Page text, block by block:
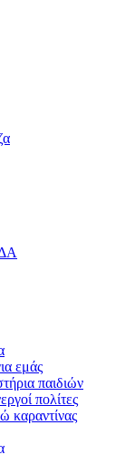
εμάς
παιδιών
πολίτες
καραντίνας